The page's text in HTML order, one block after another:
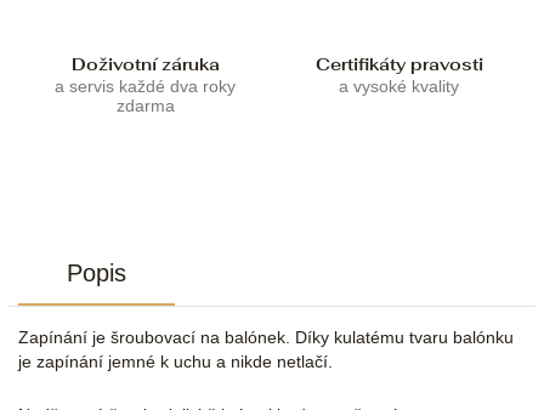
Doživotní záruka
a servis každé dva roky
zdarma
Certifikáty pravosti
a vysoké kvality
Popis
Zapínání je šroubovací na balónek. Díky kulatému tvaru balónku
je zapínání jemné k uchu a nikde netlačí.